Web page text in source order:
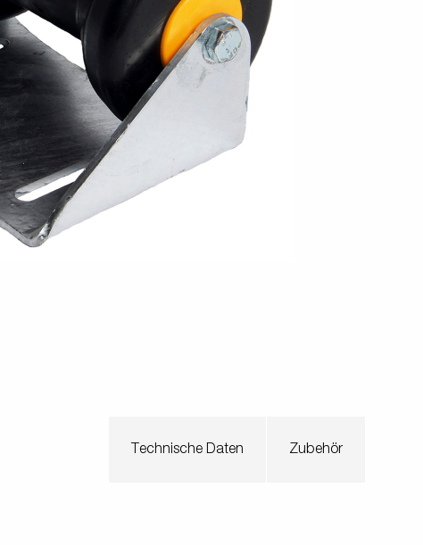
Stützrad Ladezubehör Laderampe
Kippfunktion
freunden
Wenden mit einem Anhänger
Der richtige Reifendruck
Deine Checkliste vor Fahrantritt
Auf- und Abslippen
Anhänger richtig beladen
Technische Daten Zubehör